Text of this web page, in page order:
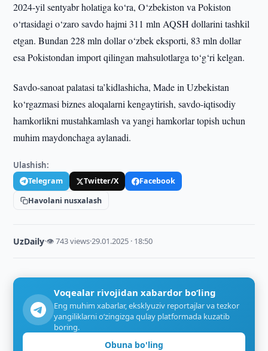
2024-yil sentyabr holatiga ko‘ra, O‘zbekiston va Pokiston
o‘rtasidagi o‘zaro savdo hajmi 311 mln AQSH dollarini tashkil
etgan. Bundan 228 mln dollar o‘zbek eksporti, 83 mln dollar
esa Pokistondan import qilingan mahsulotlarga to‘g‘ri kelgan.
Savdo-sanoat palatasi ta’kidlashicha, Made in Uzbekistan
ko‘rgazmasi biznes aloqalarni kengaytirish, savdo-iqtisodiy
hamkorlikni mustahkamlash va yangi hamkorlar topish uchun
muhim maydonchaga aylanadi.
Ulashish:
Telegram Twitter/X
Facebook
Havolani nusxalash
UzDaily·👁 743 views·29.01.2025 · 18:50
Voqealar rivojidan xabardor bo‘ling
Eng muhim xabarlar, eksklyuziv reportajlar va tezkor
yangiliklarni o‘zingizga qulay platformada kuzatib
boring.
Obuna bo'ling